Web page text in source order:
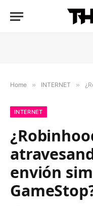
Home » INTERNET »
INTERNET
envión